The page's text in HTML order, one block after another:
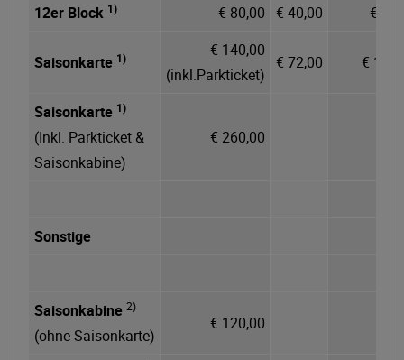
12er Block 1) € 80,00 € 40,00 €
Saisonkarte 1)
€ 140,00
(inkl.Parkticket)
€ 72,00 €
Saisonkarte 1)
(Inkl. Parkticket &
Saisonkabine)
€ 260,00
Sonstige
Saisonkabine 2)
(ohne Saisonkarte)
€ 120,00